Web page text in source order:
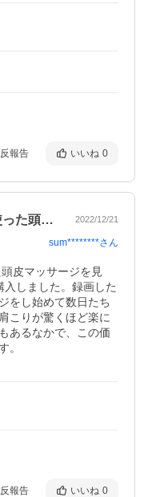
報告 いいね 0
朝のTV番組でパドルブラシを使った頭皮… 2022/12/21
sum********さん
皮マッサージを見
しました。録画した
をし始めて数日たち
こりが驚くほど楽に
あるなかで、この価
。
報告 いいね 0